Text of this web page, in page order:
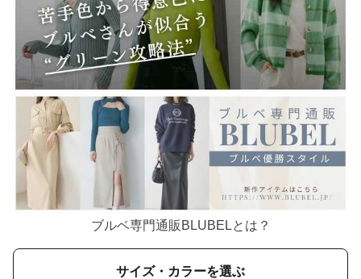
ブルベ専門通販BLUBELとは？
サイズ・カラーを選ぶ